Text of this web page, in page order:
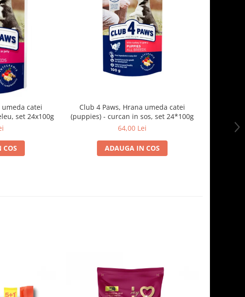
umeda catei
set 24x100g
Club 4 Paws, Hrana umeda catei
(puppies) - curcan in sos, set 24*100g
64,00 Lei
ADAUGA IN COS